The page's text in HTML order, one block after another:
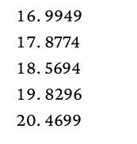
9949
8774
5694
8296
4699